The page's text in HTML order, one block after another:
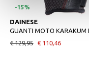
-15%
DAINESE
GUANTI MOTO KARAKUM
€ 129,95 € 110,46